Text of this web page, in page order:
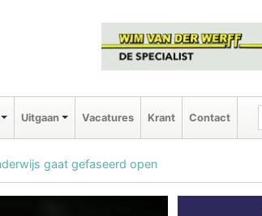
Uitgaan Vacatures Krant Contact
gaat gefaseerd open